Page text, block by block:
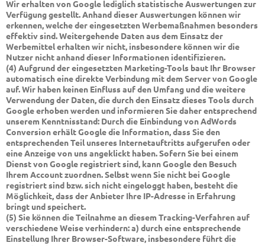
Wir erhalten von Google lediglich statistische Auswertungen zur
Verfügung gestellt. Anhand dieser Auswertungen können wir
erkennen, welche der eingesetzten Werbemaßnahmen besonders
effektiv sind. Weitergehende Daten aus dem Einsatz der
Werbemittel erhalten wir nicht, insbesondere können wir die
Nutzer nicht anhand dieser Informationen identifizieren.
(4) Aufgrund der eingesetzten Marketing-Tools baut Ihr Browser
automatisch eine direkte Verbindung mit dem Server von Google
auf. Wir haben keinen Einfluss auf den Umfang und die weitere
Verwendung der Daten, die durch den Einsatz dieses Tools durch
Google erhoben werden und informieren Sie daher entsprechend
unserem Kenntnisstand: Durch die Einbindung von AdWords
Conversion erhält Google die Information, dass Sie den
entsprechenden Teil unseres Internetauftritts aufgerufen oder
eine Anzeige von uns angeklickt haben. Sofern Sie bei einem
Dienst von Google registriert sind, kann Google den Besuch
Ihrem Account zuordnen. Selbst wenn Sie nicht bei Google
registriert sind bzw. sich nicht eingeloggt haben, besteht die
Möglichkeit, dass der Anbieter Ihre IP-Adresse in Erfahrung
bringt und speichert.
(5) Sie können die Teilnahme an diesem Tracking-Verfahren auf
verschiedene Weise verhindern: a) durch eine entsprechende
Einstellung Ihrer Browser-Software, insbesondere führt die